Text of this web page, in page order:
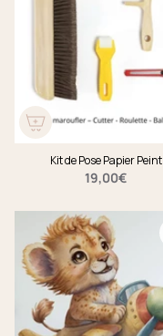
Kit de Pose Papier Peint
19,00€